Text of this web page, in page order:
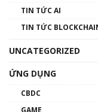
TIN TỨC AI
TIN TỨC
UNCATEGORIZED
ỨNG DỤNG
CBDC